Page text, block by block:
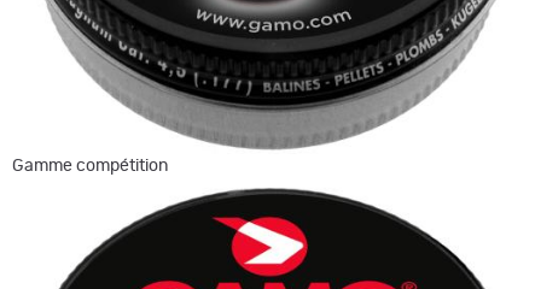
Gamme compétition